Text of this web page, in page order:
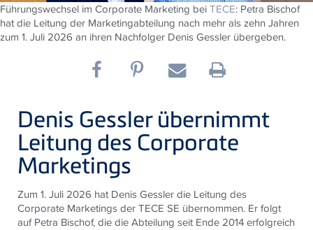
Führungswechsel im Corporate Marketing beiTECE: Petra Bischof
hat die Leitung der Marketingabteilung nach mehr als zehn Jahren
zum 1. Juli 2026 an ihren Nachfolger Denis Gessler übergeben.
Denis Gessler übernimmt
Leitung des Corporate
Marketings
Zum 1. Juli 2026 hat Denis Gessler die Leitung des
Corporate Marketings der TECE SE übernommen. Er folgt
auf Petra Bischof, die die Abteilung seit Ende 2014 erfolgreich